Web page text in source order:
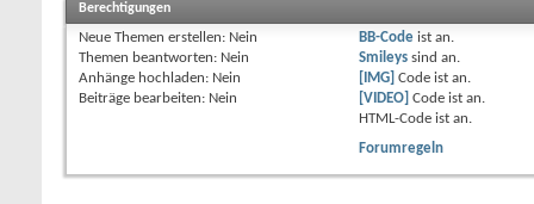
Berechtigungen
Neue Themen erstellen: Nein
Themen beantworten: Nein
Anhänge hochladen: Nein
Beiträge bearbeiten: Nein
BB-Codeist an.
Smileyssind an.
[IMG] Code ist an.
[VIDEO] Code ist an.
HTML-Code ist an.
Forumregeln